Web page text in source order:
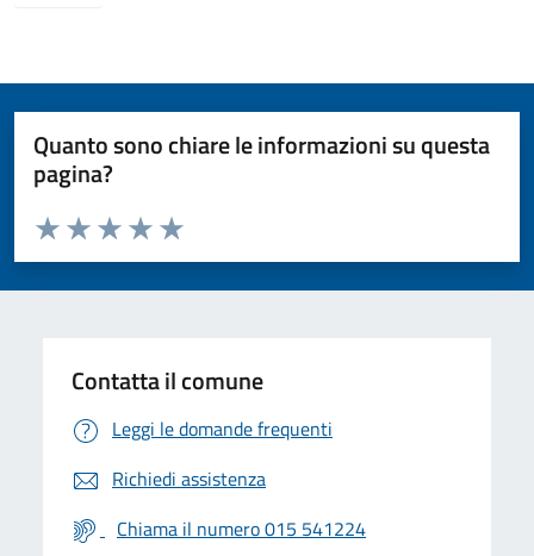
Quanto sono chiare le informazioni su questa
pagina?
Valuta da 1 a 5 stelle la pagina
Valuta 5 stelle su 5
Valuta 4 stelle su 5
Valuta 3 stelle su 5
Valuta 2 stelle su 5
Valuta 1 stelle su 5
Contatta il comune
Leggi le domande frequenti
Richiedi assistenza
Chiama il numero 015 541224